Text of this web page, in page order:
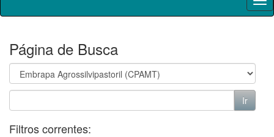
Página de Busca
Filtros correntes: